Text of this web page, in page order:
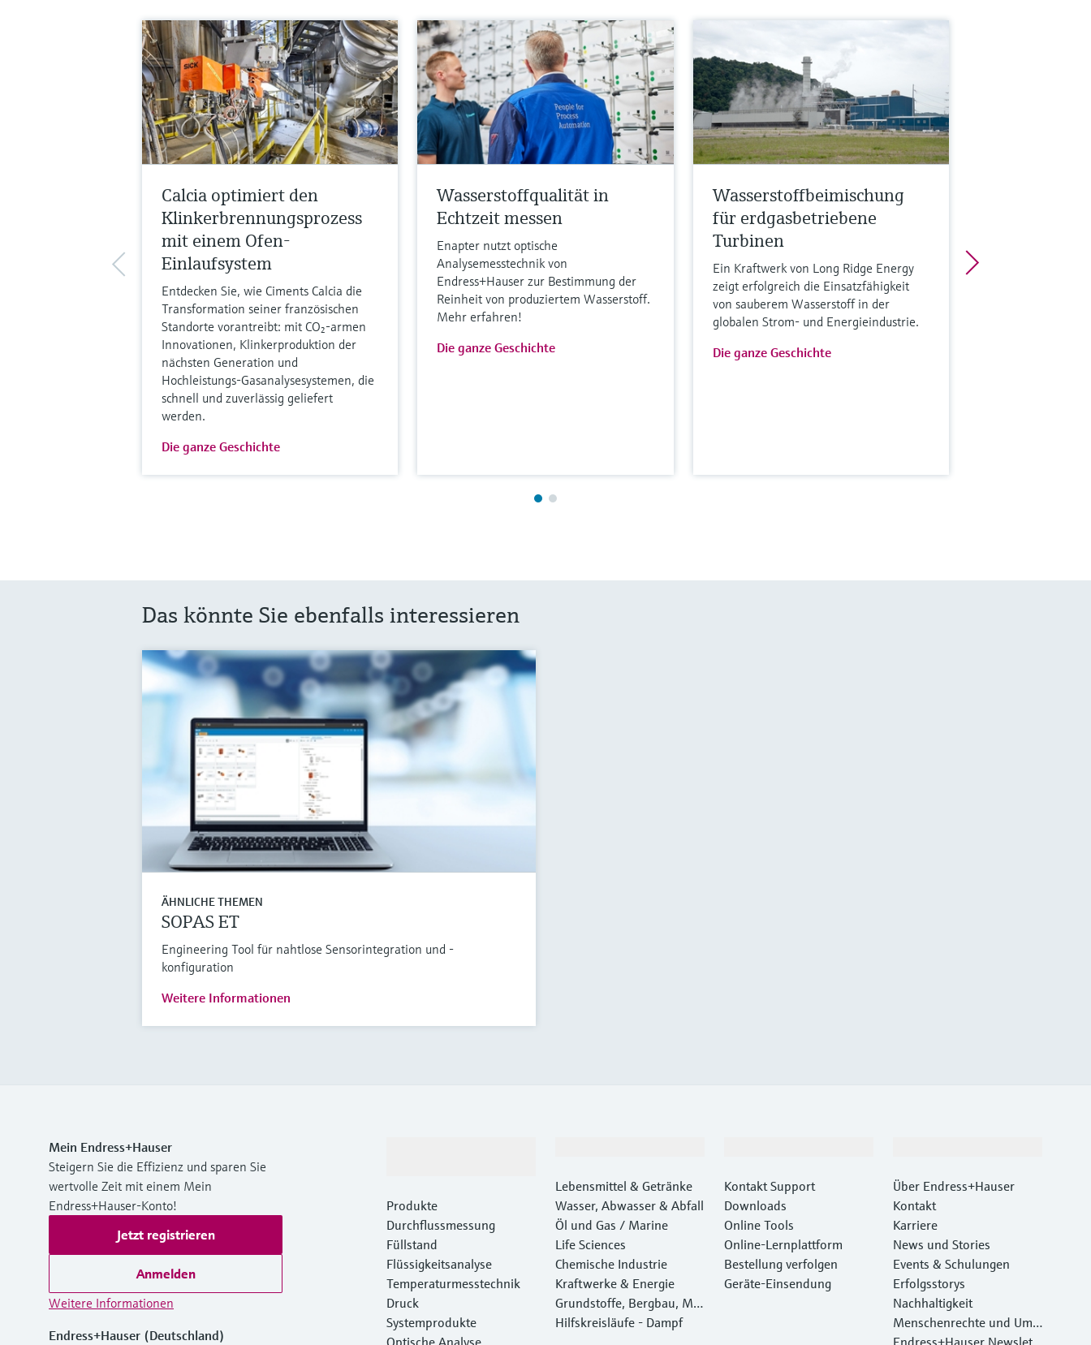
Calcia optimiert den
Klinkerbrennungsprozess
mit einem Ofen-
Einlaufsystem
Entdecken Sie, wie Ciments Calcia die
Transformation seiner französischen
Standorte vorantreibt: mit CO₂-armen
Innovationen, Klinkerproduktion der
nächsten Generation und
Hochleistungs-Gasanalysesystemen, die
schnell und zuverlässig geliefert
werden.
Die ganze Geschichte
Wasserstoffqualität in
Echtzeit messen
Enapter nutzt optische
Analysemesstechnik von
Endress+Hauser zur Bestimmung der
Reinheit von produziertem Wasserstoff.
Mehr erfahren!
Die ganze Geschichte
Wasserstoffbeimischung
für erdgasbetriebene
Turbinen
Ein Kraftwerk von Long Ridge Energy
zeigt erfolgreich die Einsatzfähigkeit
von sauberem Wasserstoff in der
globalen Strom- und Energieindustrie.
Die ganze Geschichte
Das könnte Sie ebenfalls interessieren
ÄHNLICHE THEMEN
SOPAS ET
Engineering Tool für nahtlose Sensorintegration und -
konfiguration
Weitere Informationen
Mein Endress+Hauser
Steigern Sie die Effizienz und sparen Sie
wertvolle Zeit mit einem Mein
Endress+Hauser-Konto!
Jetzt registrieren
Anmelden
Weitere Informationen
Endress+Hauser (Deutschland)
Produkte
Durchflussmessung
Füllstand
Flüssigkeitsanalyse
Temperaturmesstechnik
Druck
Systemprodukte
Optische Analyse
Lebensmittel & Getränke
Wasser, Abwasser & Abfall
Öl und Gas / Marine
Life Sciences
Chemische Industrie
Kraftwerke & Energie
Grundstoffe, Bergbau, Met
alle
Hilfskreisläufe - Dampf
Kontakt Support
Downloads
Online Tools
Online-Lernplattform
Bestellung verfolgen
Geräte‑Einsendung
Über Endress+Hauser
Kontakt
Karriere
News und Stories
Events & Schulungen
Erfolgsstorys
Nachhaltigkeit
Menschenrechte und Umw
eltschutz
Endress+Hauser Newslett